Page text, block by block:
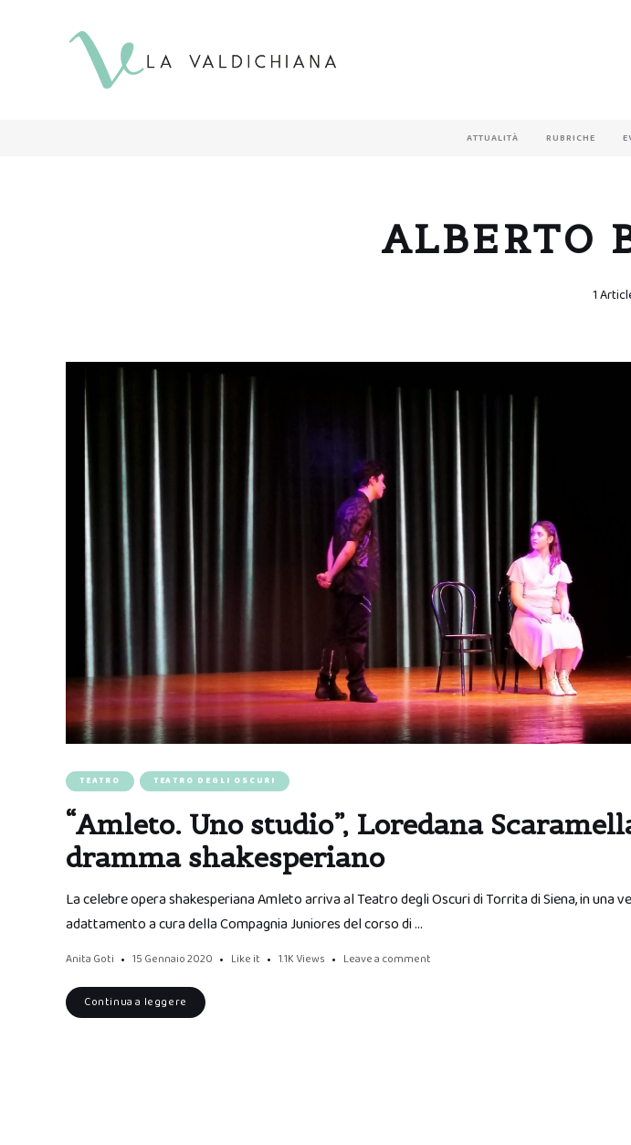
ATTUALITÀ RUBRICHE
ALBERTO
1
TEATRO TEATRO DEGLI OSCURI
“Amleto. Uno studio”, Loredana
dramma shakesperiano
La celebre opera shakesperiana Amleto arriva al Teatro degli Oscuri di Torrita di Siena, in una
adattamento a cura della Compagnia Juniores del corso di …
Anita Goti 15 Gennaio 2020 Like it 1.1K Views Leave a comment
Continua a leggere